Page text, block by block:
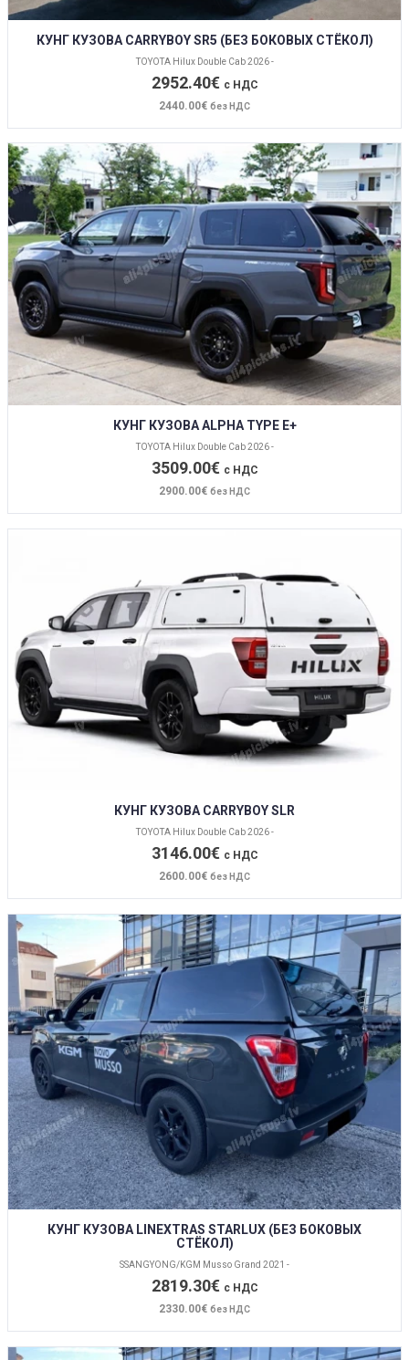
КУНГ КУЗОВА CARRYBOY SR5 (БЕЗ БОКОВЫХ СТЁКОЛ)
TOYOTA Hilux Double Cab 2026 -
2952.40€ с НДС
2440.00€ без НДС
КУНГ КУЗОВА ALPHA TYPE E+
TOYOTA Hilux Double Cab 2026 -
3509.00€ с НДС
2900.00€ без НДС
КУНГ КУЗОВА CARRYBOY SLR
TOYOTA Hilux Double Cab 2026 -
3146.00€ с НДС
2600.00€ без НДС
КУНГ КУЗОВА LINEXTRAS STARLUX (БЕЗ БОКОВЫХ
СТЁКОЛ)
SSANGYONG/KGM Musso Grand 2021 -
2819.30€ с НДС
2330.00€ без НДС